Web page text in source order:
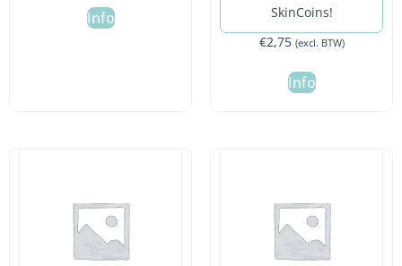
Info
SkinCoins!
€2,75 (excl. BTW)
Info